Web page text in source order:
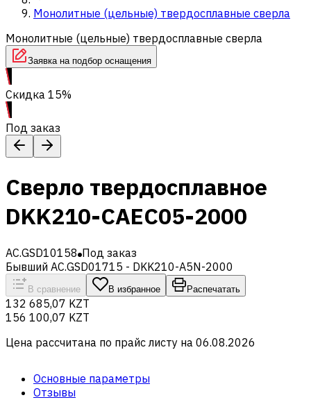
Монолитные (цельные) твердосплавные сверла
Монолитные (цельные) твердосплавные сверла
Заявка на подбор оснащения
Скидка 15%
Под заказ
Сверло твердосплавное
DKK210-CAEC05-2000
AC.GSD10158 Под заказ
Бывший AC.GSD01715 - DKK210-A5N-2000
В сравнение В избранное Распечатать
132 685,07 KZT
156 100,07 KZT
Цена рассчитана по прайс листу на 06.08.2026
Основные параметры
Отзывы